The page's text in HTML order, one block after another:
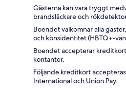
Gästerna kan vara tryggt
brandsläckare och
Boendet välkomnar alla
och könsidentitet (HBTQ+-
Boendet accepterar
kontanter.
Följande kreditkort
International och Union Pay.